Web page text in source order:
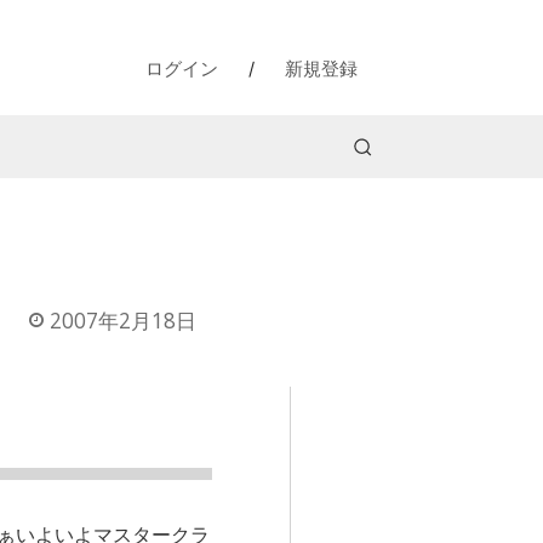
ログイン / 新規登録
2007年2月18日
いよいよマスタークラ